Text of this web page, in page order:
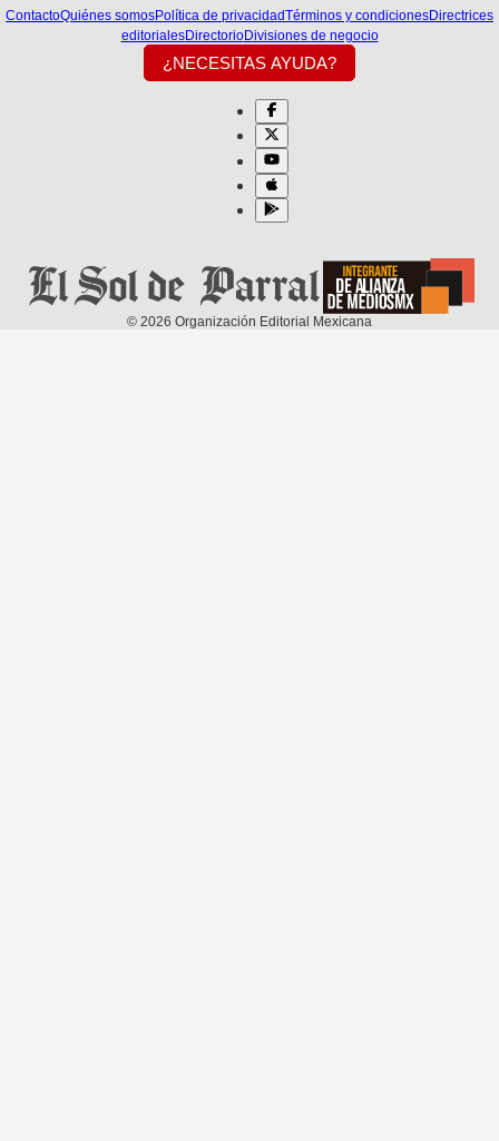
ContactoQuiénes somosPolítica de privacidadTérminos y condicionesDirectrices
editorialesDirectorioDivisiones de negocio
¿NECESITAS AYUDA?
© 2026 Organización Editorial Mexicana